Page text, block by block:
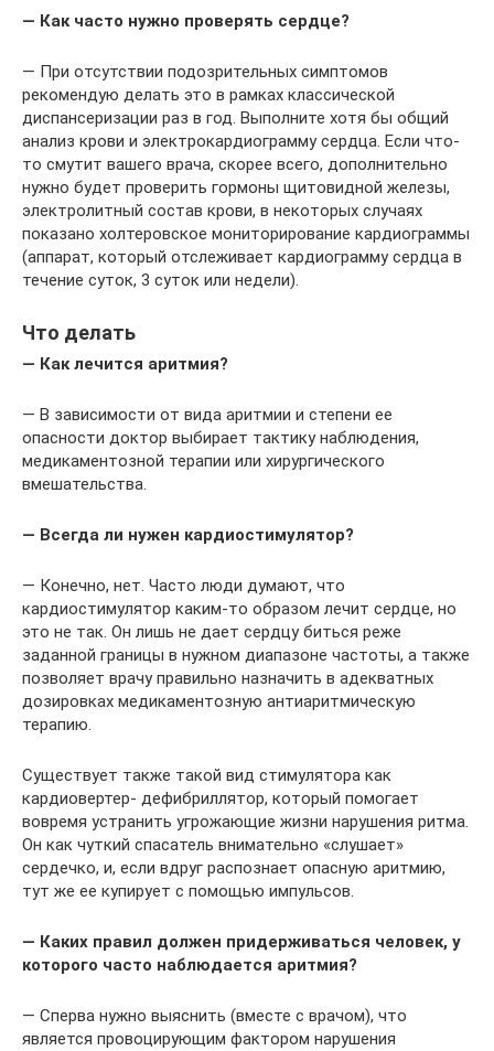
— Как часто нужно проверять сердце?
— При отсутствии подозрительных симптомов
рекомендую делать это в рамках классической
диспансеризации раз в год. Выполните хотя бы общий
анализ крови и электрокардиограмму сердца. Если что-
то смутит вашего врача, скорее всего, дополнительно
нужно будет проверить гормоны щитовидной железы,
электролитный состав крови, в некоторых случаях
показано холтеровское мониторирование кардиограммы
(аппарат, который отслеживает кардиограмму сердца в
течение суток, 3 суток или недели).
Что делать
— Как лечится аритмия?
— В зависимости от вида аритмии и степени ее
опасности доктор выбирает тактику наблюдения,
медикаментозной терапии или хирургического
вмешательства.
— Всегда ли нужен кардиостимулятор?
— Конечно, нет. Часто люди думают, что
кардиостимулятор каким-то образом лечит сердце, но
это не так. Он лишь не дает сердцу биться реже
заданной границы в нужном диапазоне частоты, а также
позволяет врачу правильно назначить в адекватных
дозировках медикаментозную антиаритмическую
терапию.
Существует также такой вид стимулятора как
кардиовертер- дефибриллятор, который помогает
вовремя устранить угрожающие жизни нарушения ритма.
Он как чуткий спасатель внимательно «слушает»
сердечко, и, если вдруг распознает опасную аритмию,
тут же ее купирует с помощью импульсов.
— Каких правил должен придерживаться человек, у
которого часто наблюдается аритмия?
— Сперва нужно выяснить (вместе с врачом), что
является провоцирующим фактором нарушения